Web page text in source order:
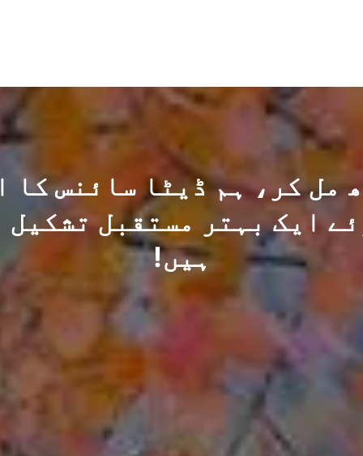
مل کر، ہم ڈیٹا سائنس کا
ایک بہتر مستقبل تشکیل
ہیں!